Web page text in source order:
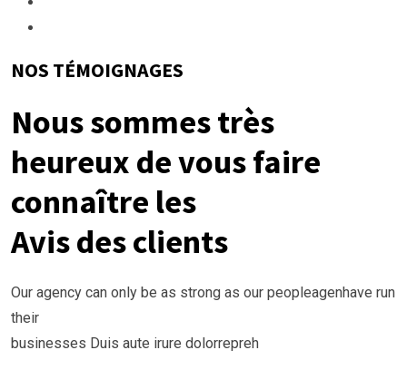
NOS TÉMOIGNAGES
Nous sommes très
heureux de vous faire
connaître les
Avis des clients
Our agency can only be as strong as our peopleagenhave run
their
businesses Duis aute irure dolorrepreh